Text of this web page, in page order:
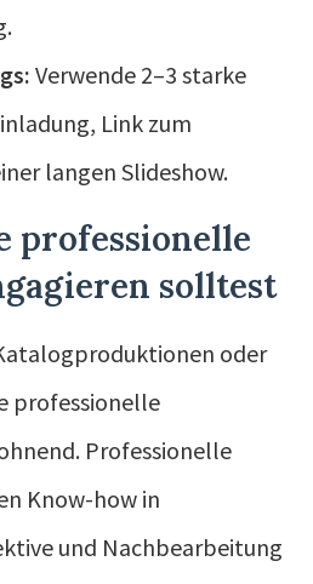
Verwende 2–3 starke
Link zum
langen Slideshow.
professionelle
solltest
oder
professionelle
Professionelle
Know-how in
und Nachbearbeitung